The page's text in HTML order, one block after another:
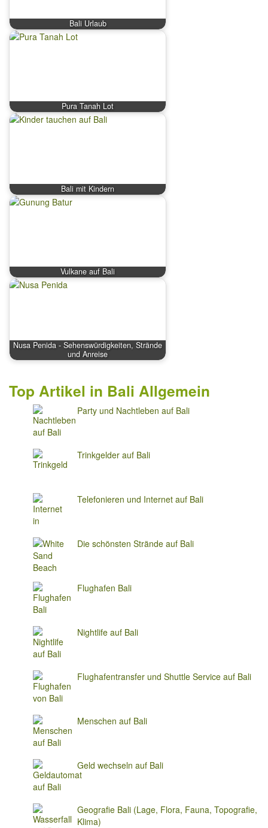
Bali Urlaub
Pura Tanah Lot
Bali mit Kindern
Vulkane auf Bali
Nusa Penida - Sehenswürdigkeiten, Strände
und Anreise
Top Artikel in Bali Allgemein
Party und Nachtleben auf Bali
Trinkgelder auf Bali
Telefonieren und Internet auf Bali
Die schönsten Strände auf Bali
Flughafen Bali
Nightlife auf Bali
Flughafentransfer und Shuttle Service auf Bali
Menschen auf Bali
Geld wechseln auf Bali
Geografie Bali (Lage, Flora, Fauna, Topografie,
Klima)